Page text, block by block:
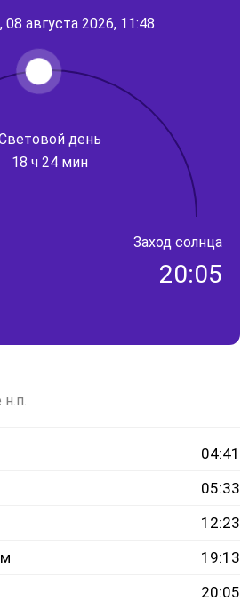
08 августа 2026, 11:48
день
18 ч 24 мин
Заход солнца
20:05
04:41
05:33
12:23
19:13
20:05